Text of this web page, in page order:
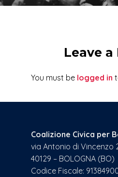
Leave a
You must be logged in
Coalizione Civica per
via Antonio di Vincenzo
40129 – BOLOGNA (BO)
Codice Fiscale: